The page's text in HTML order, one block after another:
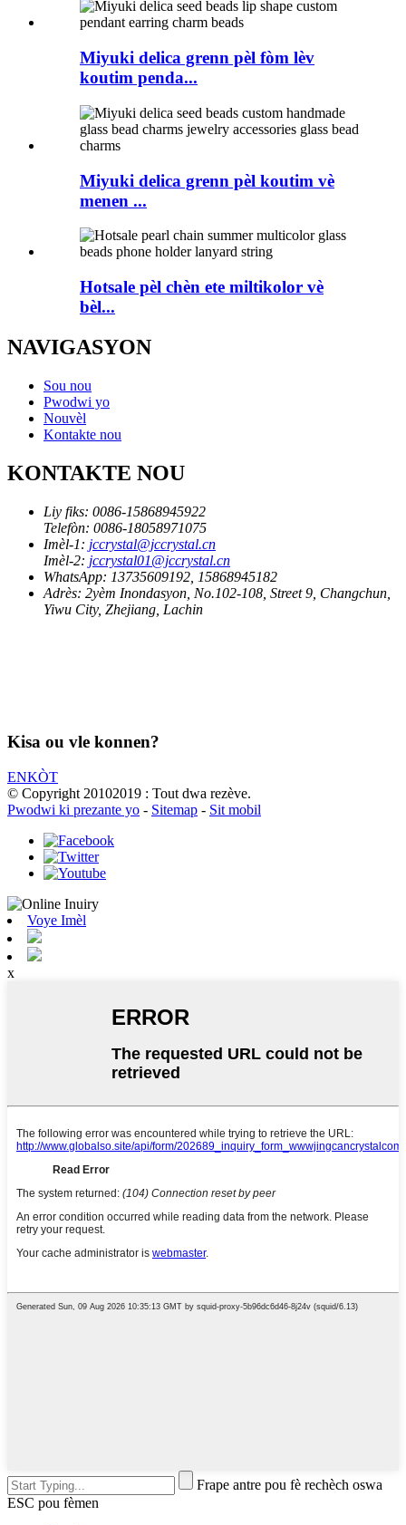
Miyuki delica grenn pèl fòm lèv
koutim penda...
Miyuki delica grenn pèl koutim vè
menen ...
Hotsale pèl chèn ete miltikolor vè
bèl...
NAVIGASYON
Sou nou
Pwodwi yo
Nouvèl
Kontakte nou
KONTAKTE NOU
Liy fiks: 0086-15868945922
Telefòn: 0086-18058971075
Imèl-1: jccrystal@jccrystal.cn
Imèl-2: jccrystal01@jccrystal.cn
WhatsApp: 13735609192, 15868945182
Adrès: 2yèm Inondasyon, No.102-108, Street 9, Changchun,
Yiwu City, Zhejiang, Lachin
Kisa ou vle konnen?
ENKÒT
© Copyright 20102019 : Tout dwa rezève.
Pwodwi ki prezante yo - Sitemap - Sit mobil
Voye Imèl
x
Frape antre pou fè rechèch oswa
ESC pou fèmen